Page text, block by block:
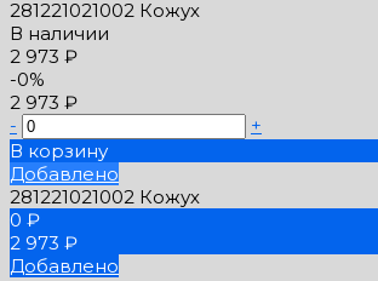
281221021002 Кожух
В наличии
2 973 ₽
-0%
2 973 ₽
-
+
В корзину
Добавлено
281221021002 Кожух
0 ₽
2 973 ₽
Добавлено